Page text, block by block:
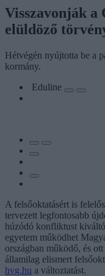
Visszavonják
elüldöző
Hétvégén nyújtotta be a
kormány.
Eduline
A felsőoktatásért is
tervezett legfontosabb
húzódó konfliktust
egyetem működhet
országban működő, és
államilag elismert
hvg.hu a változtatást.